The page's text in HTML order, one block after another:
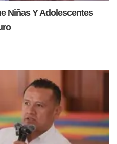
Niñas Y Adolescentes